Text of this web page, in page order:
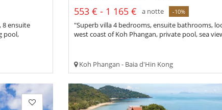
8 ensuite
pool,
553 € - 1 165 € a notte -10%
"Superb villa 4 bedrooms, ensuite bathrooms,
west coast of Koh Phangan, private pool, sea
Koh Phangan - Baia d'Hin Kong